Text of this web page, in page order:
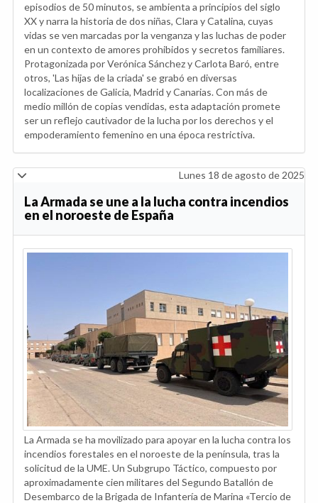
episodios de 50 minutos, se ambienta a principios del siglo
XX y narra la historia de dos niñas, Clara y Catalina, cuyas
vidas se ven marcadas por la venganza y las luchas de poder
en un contexto de amores prohibidos y secretos familiares.
Protagonizada por Verónica Sánchez y Carlota Baró, entre
otros, 'Las hijas de la criada' se grabó en diversas
localizaciones de Galicia, Madrid y Canarias. Con más de
medio millón de copias vendidas, esta adaptación promete
ser un reflejo cautivador de la lucha por los derechos y el
empoderamiento femenino en una época restrictiva.
Lunes 18 de agosto de 2025
La Armada se une a la lucha contra incendios
en el noroeste de España
La Armada se ha movilizado para apoyar en la lucha contra los
incendios forestales en el noroeste de la península, tras la
solicitud de la UME. Un Subgrupo Táctico, compuesto por
aproximadamente cien militares del Segundo Batallón de
Desembarco de la Brigada de Infantería de Marina «Tercio de